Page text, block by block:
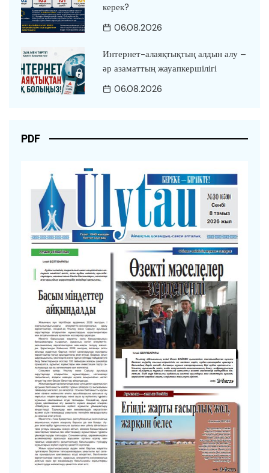
керек?
06.08.2026
Интернет-алаяқтықтың алдын алу –
әр азаматтың жауапкершілігі
06.08.2026
PDF